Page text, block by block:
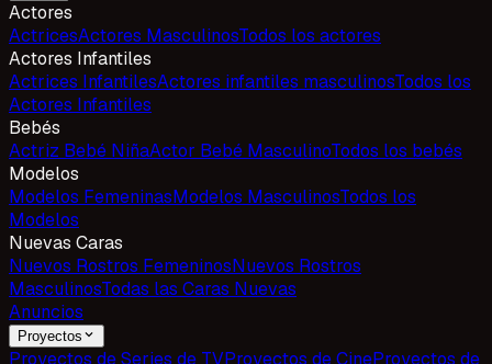
Actores
ActricesActores MasculinosTodos los actores
Actores Infantiles
Actrices InfantilesActores infantiles masculinosTodos los
Actores Infantiles
Bebés
Actriz Bebé NiñaActor Bebé MasculinoTodos los bebés
Modelos
Modelos FemeninasModelos MasculinosTodos los
Modelos
Nuevas Caras
Nuevos Rostros FemeninosNuevos Rostros
MasculinosTodas las Caras Nuevas
Anuncios
Proyectos
Proyectos de Series de TVProyectos de CineProyectos de